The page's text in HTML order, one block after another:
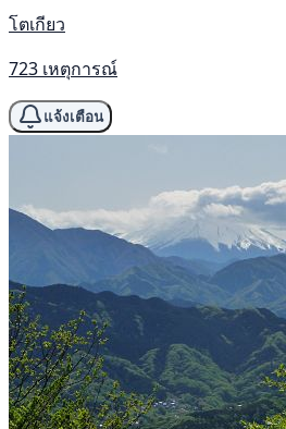
โตเกียว
723 เหตุการณ์
แจ้งเตือน